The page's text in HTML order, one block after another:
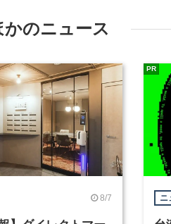
のニュース
8/7 ニ
PR